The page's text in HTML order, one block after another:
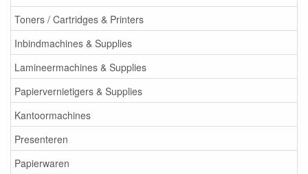
Toners / Cartridges & Printers
Inbindmachines & Supplies
Lamineermachines & Supplies
Papiervernietigers & Supplies
Kantoormachines
Presenteren
Papierwaren